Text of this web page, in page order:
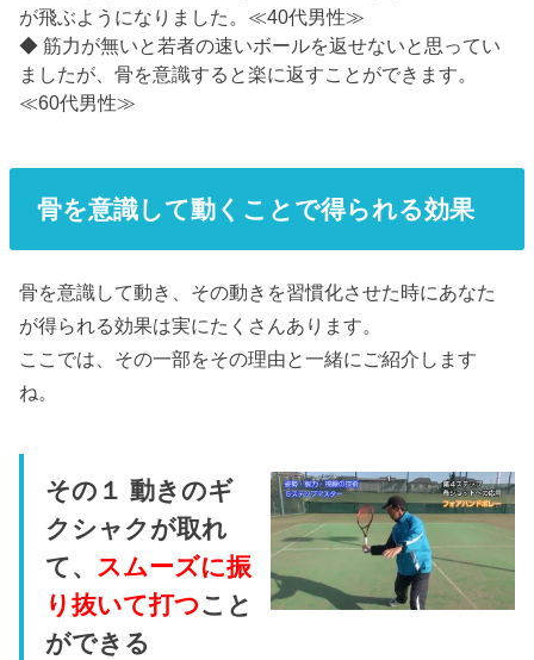
が飛ぶようになりました。≪40代男性≫
◆ 筋力が無いと若者の速いボールを返せないと思ってい
ましたが、骨を意識すると楽に返すことができます。
≪60代男性≫
骨を意識して動くことで得られる効果
骨を意識して動き、その動きを習慣化させた時にあなた
が得られる効果は実にたくさんあります。
ここでは、その一部をその理由と一緒にご紹介します
ね。
その１ 動きのギ
クシャクが取れ
て、 スムーズに振
り抜いて打つこと
ができる